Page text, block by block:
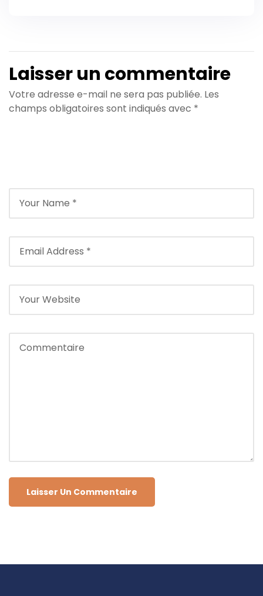
Laisser un commentaire
Votre adresse e-mail ne sera pas publiée. Les
champs obligatoires sont indiqués avec *